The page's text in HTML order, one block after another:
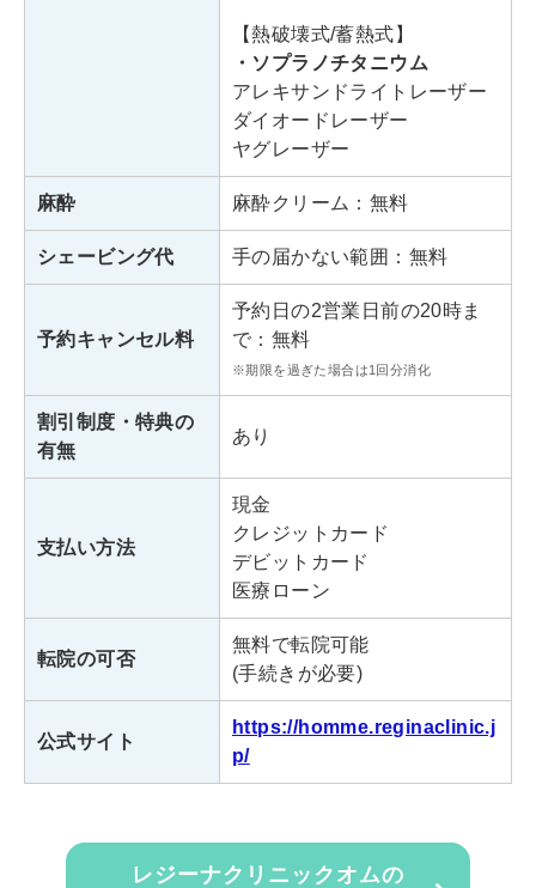
レジーナクリニックオム池袋院
東京都豊島区東池袋1-41-4
池袋とうきゅうビル5階
アクセス 各線「池袋駅」東口より徒歩1分
平日：12:00～21:00
土日祝：11:00～20:00
レジーナクリニックオム銀座院
住所
東京都中央区銀座6丁目6-1
アクセス
東京メトロ「銀座駅」B5出口よ
り徒歩2分
診療時間
平日：12:00～21:00
土日祝：11:00～20:00
レジーナクリニックオム上野院
住所
東京都台東区上野7丁目6-5
アクセス
【熱破壊式/蓄熱式】
・ソプラノチタニウム
アレキサンドライトレーザー
ダイオードレーザー
ヤグレーザー
麻酔 麻酔クリーム：無料
シェービング代 手の届かない範囲：無料
予約キャンセル料
予約日の2営業日前の20時ま
で：無料
※期限を過ぎた場合は1回分消化
割引制度・特典の
有無
あり
支払い方法
現金
クレジットカード
デビットカード
医療ローン
転院の可否
無料で転院可能
(手続きが必要)
公式サイト
https://homme.reginaclinic.j
p/
レジーナクリニックオムの